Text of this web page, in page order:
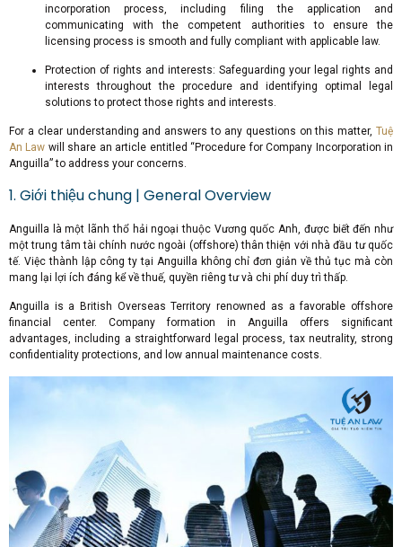
incorporation process, including filing the application and
communicating with the competent authorities to ensure the
licensing process is smooth and fully compliant with applicable law.
Protection of rights and interests: Safeguarding your legal rights and
interests throughout the procedure and identifying optimal legal
solutions to protect those rights and interests.
For a clear understanding and answers to any questions on this matter, Tuệ
An Law will share an article entitled “Procedure for Company Incorporation in
Anguilla” to address your concerns.
1. Giới thiệu chung | General Overview
Anguilla là một lãnh thổ hải ngoại thuộc Vương quốc Anh, được biết đến như
một trung tâm tài chính nước ngoài (offshore) thân thiện với nhà đầu tư quốc
tế. Việc thành lập công ty tại Anguilla không chỉ đơn giản về thủ tục mà còn
mang lại lợi ích đáng kể về thuế, quyền riêng tư và chi phí duy trì thấp.
Anguilla is a British Overseas Territory renowned as a favorable offshore
financial center. Company formation in Anguilla offers significant
advantages, including a straightforward legal process, tax neutrality, strong
confidentiality protections, and low annual maintenance costs.